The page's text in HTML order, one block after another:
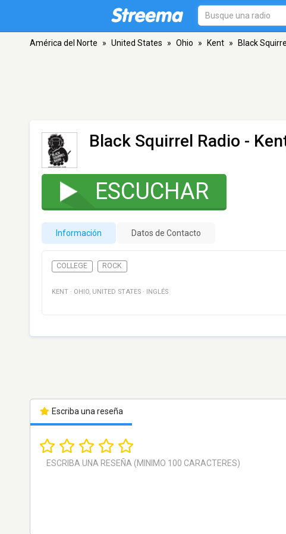
América del Norte » United States » Ohio » Kent » Black
Black Squirrel Radio -
ESCUCHAR
Información Datos de Contacto
COLLEGE ROCK
KENT · OHIO, UNITED STATES · INGLÉS
Escriba una reseña